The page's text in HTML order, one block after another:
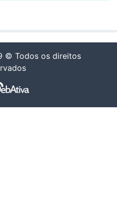
© Todos os direitos